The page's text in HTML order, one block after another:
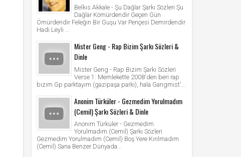
Belkıs Akkale - Şu Dağlar Şarkı Sözleri Şu
Dağlar Kömürdendir Geçen Gün
Ömürdendir Feleğin Bir Guşu Var Pençesi Demirdendir
Hadi Leyli ...
Mister Geng - Rap Bizim Şarkı Sözleri &
Dinle
Mister Geng - Rap Bizim Şarkı Sözleri
Verse 1: Memlekette 2008'den beri rap
bizim Gp parktayım (gazipaşa parkı), hala Gangmist'...
Anonim Türküler - Gezmedim Yorulmadım
(Cemil) Şarkı Sözleri & Dinle
Anonim Türküler - Gezmedim
Yorulmadım (Cemil) Şarkı Sözleri
Gezmedim Yorulmadım (Cemil) Boş Yere Kırılmadım
(Cemil) Sana Benzer Dünyada...